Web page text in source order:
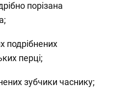
порізана
подрібнених
перці;
зубчики часнику;